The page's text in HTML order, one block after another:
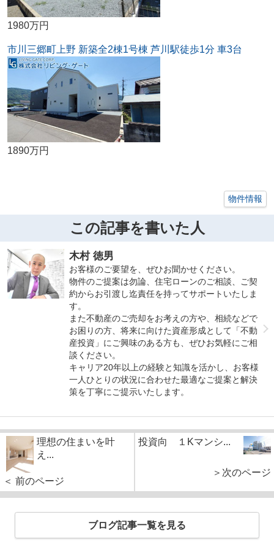
1980万円
市川三郷町上野 新築全2棟1号棟 芦川駅徒歩1分 車3台
1890万円
物件情報
この記事を書いた人
木村 徳男
お客様のご要望を、ぜひお聞かせください。
物件のご提案は勿論、住宅ローンのご相談、ご契
約からお引渡し迄責任を持ってサポートいたしま
す。
また不動産のご売却をお考えの方や、相続などで
お困りの方、将来に向けた資産形成として「不動
産投資」にご興味のある方も、ぜひお気軽にご相
談ください。
キャリア20年以上の経験と知識を活かし、お客様
一人ひとりの状況に合わせた最適なご提案と解決
策を丁寧にご提示いたします。
理想の住まいを叶
え...
＜ 前のページ
投資向 １Kマンシ...
＞次のページ
ブログ記事一覧を見る